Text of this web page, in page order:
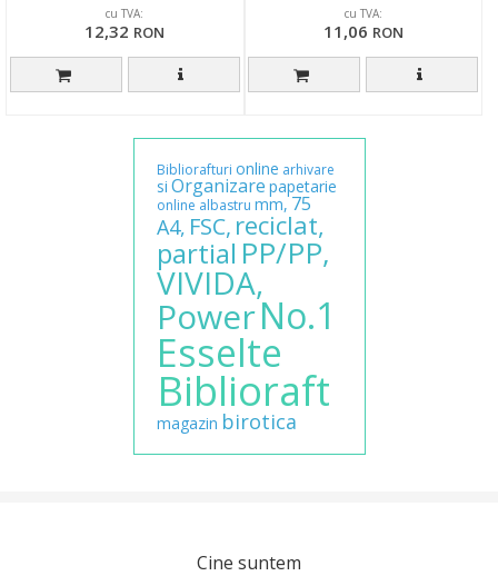
cu TVA:
12,32 RON
cu TVA:
11,06 RON
Bibliorafturi online arhivare
si Organizare papetarie
online albastru mm, 75
A4, FSC, reciclat,
partial PP/PP,
VIVIDA,
PowerNo.1
Esselte
Biblioraft
magazin birotica
Cine suntem